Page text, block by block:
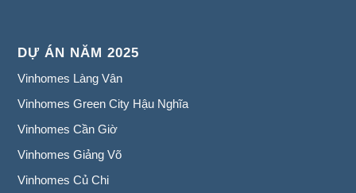
DỰ ÁN NĂM 2025
Vinhomes Làng Vân
Vinhomes Green City Hậu Nghĩa
Vinhomes Cần Giờ
Vinhomes Giảng Võ
Vinhomes Củ Chi